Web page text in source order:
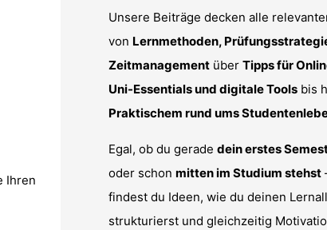
Ihren
Unsere Beiträge decken alle
von Lernmethoden,
Zeitmanagement über Tipps für
Uni-Essentials und digitale Tools bis
Praktischem rund ums
Egal, ob du gerade dein erstes
oder schon mitten im Studium stehst
findest du Ideen, wie du deinen
strukturierst und gleichzeitig